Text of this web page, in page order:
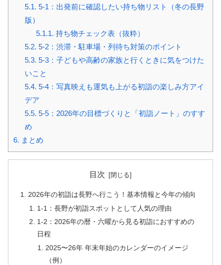
5.1. 5-1：出発前に確認したい持ち物リスト（冬の長野
版）
5.1.1. 持ち物チェック表（抜粋）
5.2. 5-2：渋滞・駐車場・列待ち対策のポイント
5.3. 5-3：子どもや高齢の家族と行くときに気をつけた
いこと
5.4. 5-4：写真映えも運気も上がる初詣の楽しみ方アイ
デア
5.5. 5-5：2026年の目標づくりと「初詣ノート」のすす
め
6. まとめ
目次
2026年の初詣は長野へ行こう！基本情報と今年の傾向
1-1：長野が初詣スポットとして人気の理由
1-2：2026年の暦・六曜から見る初詣におすすめの
日程
2025〜26年 年末年始のカレンダーのイメージ
（例）